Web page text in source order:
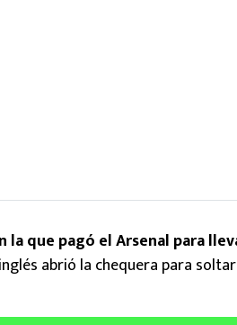
que pagó el Arsenal para
abrió la chequera para soltar